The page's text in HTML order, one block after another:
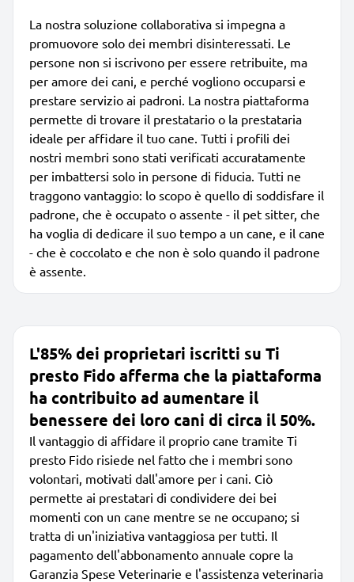
La nostra soluzione collaborativa si impegna a
promuovore solo dei membri disinteressati. Le
persone non si iscrivono per essere retribuite, ma
per amore dei cani, e perché vogliono occuparsi e
prestare servizio ai padroni. La nostra piattaforma
permette di trovare il prestatario o la prestataria
ideale per affidare il tuo cane. Tutti i profili dei
nostri membri sono stati verificati accuratamente
per imbattersi solo in persone di fiducia. Tutti ne
traggono vantaggio: lo scopo è quello di soddisfare il
padrone, che è occupato o assente - il pet sitter, che
ha voglia di dedicare il suo tempo a un cane, e il cane
- che è coccolato e che non è solo quando il padrone
è assente.
L'85% dei proprietari iscritti su Ti
presto Fido afferma che la piattaforma
ha contribuito ad aumentare il
benessere dei loro cani di circa il 50%.
Il vantaggio di affidare il proprio cane tramite Ti
presto Fido risiede nel fatto che i membri sono
volontari, motivati dall'amore per i cani. Ciò
permette ai prestatari di condividere dei bei
momenti con un cane mentre se ne occupano; si
tratta di un'iniziativa vantaggiosa per tutti. Il
pagamento dell'abbonamento annuale copre la
Garanzia Spese Veterinarie e l'assistenza veterinaria